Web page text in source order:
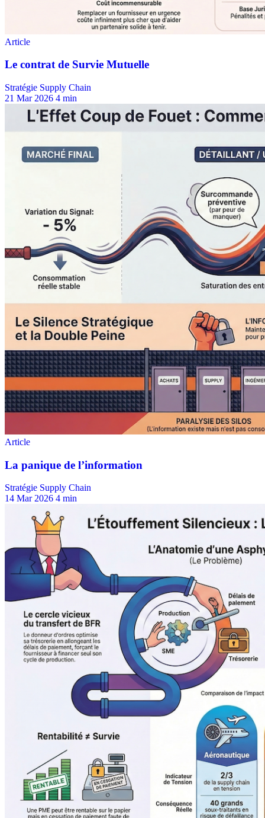
Stratégie Supply Chain
21 Mar 2026 4 min
Stratégie Supply Chain
14 Mar 2026 4 min